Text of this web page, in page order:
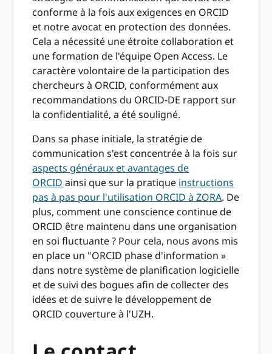
conforme à la fois aux exigences en ORCID
et notre avocat en protection des données.
Cela a nécessité une étroite collaboration et
une formation de l'équipe Open Access. Le
caractère volontaire de la participation des
chercheurs à ORCID, conformément aux
recommandations du ORCID-DE rapport sur
la confidentialité, a été souligné.
Dans sa phase initiale, la stratégie de
communication s'est concentrée à la fois sur
aspects généraux et avantages de
ORCID ainsi que sur la pratique instructions
pas à pas pour l'utilisation ORCID à ZORA. De
plus, comment une conscience continue de
ORCID être maintenu dans une organisation
en soi fluctuante ? Pour cela, nous avons mis
en place un "ORCID phase d'information »
dans notre système de planification logicielle
et de suivi des bogues afin de collecter des
idées et de suivre le développement de
ORCID couverture à l'UZH.